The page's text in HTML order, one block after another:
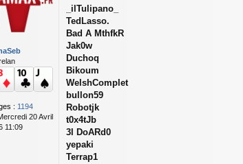
: 1194
20 Avril
11:09
s
g
e
_ilTulipano_
TedLasso.
Bad A MthfkR
Jak0w
Duchoq
Bikoum
WelshComplet
bullon59
Robotjk
t0x4tJb
3l DoARd0
yepaki
Terrap1